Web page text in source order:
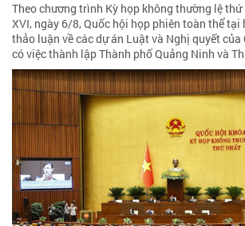
Theo chương trình Kỳ họp không thường lệ
XVI, ngày 6/8, Quốc hội họp phiên toàn thể
thảo luận về các dự án Luật và Nghị quyết
có việc thành lập Thành phố Quảng Ninh và